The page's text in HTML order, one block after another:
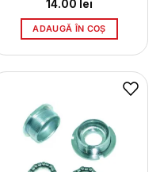
14.00 lei
ADAUGĂ ÎN COȘ